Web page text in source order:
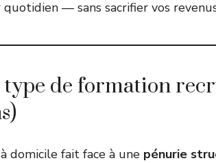
— sans sacrifier vos
de formation
domicile fait face à une pénurie